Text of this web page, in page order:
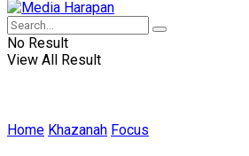
No Result
View All Result
Home Khazanah Focus